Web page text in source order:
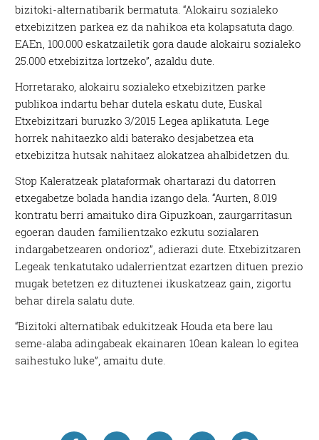
bizitoki-alternatibarik bermatuta. “Alokairu sozialeko
etxebizitzen parkea ez da nahikoa eta kolapsatuta dago.
EAEn, 100.000 eskatzailetik gora daude alokairu sozialeko
25.000 etxebizitza lortzeko”, azaldu dute.
Horretarako, alokairu sozialeko etxebizitzen parke
publikoa indartu behar dutela eskatu dute, Euskal
Etxebizitzari buruzko 3/2015 Legea aplikatuta. Lege
horrek nahitaezko aldi baterako desjabetzea eta
etxebizitza hutsak nahitaez alokatzea ahalbidetzen du.
Stop Kaleratzeak plataformak ohartarazi du datorren
etxegabetze bolada handia izango dela. “Aurten, 8.019
kontratu berri amaituko dira Gipuzkoan, zaurgarritasun
egoeran dauden familientzako ezkutu sozialaren
indargabetzearen ondorioz”, adierazi dute. Etxebizitzaren
Legeak tenkatutako udalerrientzat ezartzen dituen prezio
mugak betetzen ez dituztenei ikuskatzeaz gain, zigortu
behar direla salatu dute.
“Bizitoki alternatibak edukitzeak Houda eta bere lau
seme-alaba adingabeak ekainaren 10ean kalean lo egitea
saihestuko luke”, amaitu dute.